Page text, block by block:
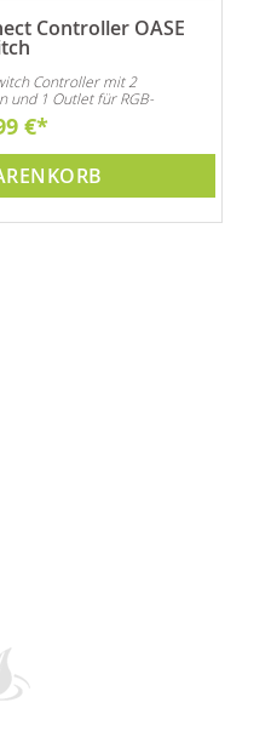
Controller OASE
Controller mit 2
und 1 Outlet für RGB-
€